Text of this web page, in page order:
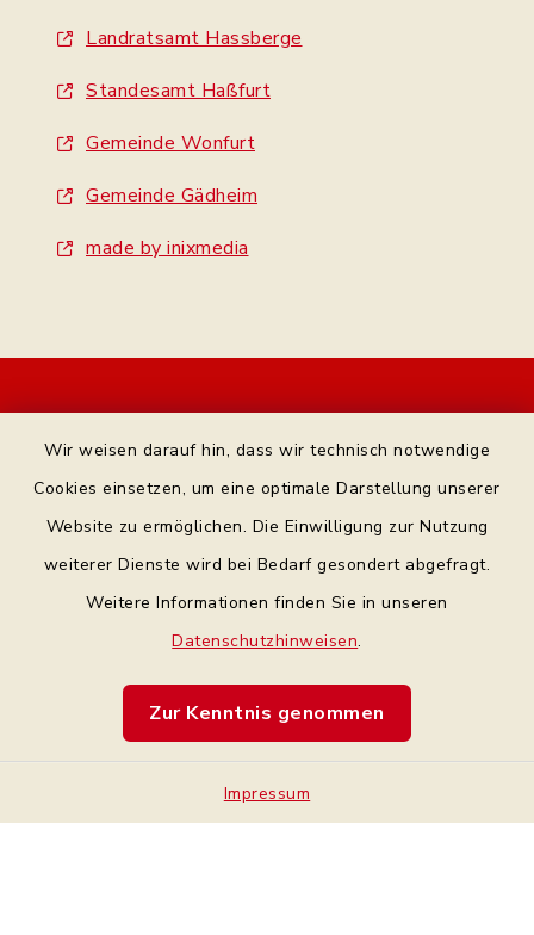
Wir weisen darauf hin, dass wir technisch notwendige
Cookies einsetzen, um eine optimale Darstellung unserer
Website zu ermöglichen. Die Einwilligung zur Nutzung
weiterer Dienste wird bei Bedarf gesondert abgefragt.
Weitere Informationen finden Sie in unseren
Datenschutzhinweisen.
Zur Kenntnis genommen
Impressum
Landratsamt Hassberge
Standesamt Haßfurt
Gemeinde Wonfurt
Gemeinde Gädheim
made by inixmedia
Bankverbindung
Barrierefreiheit
Impressum
Sitemap